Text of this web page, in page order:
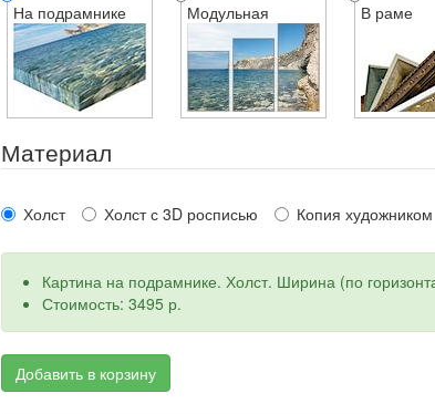
На подрамнике Модульная В раме
Материал
Холст Холст с 3D росписью Копия художником
Картина на подрамнике. Холст. Ширина (по
Стоимость: 3495 р.
Добавить в корзину